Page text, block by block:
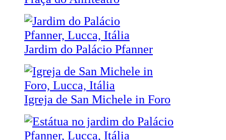
Jardim do Palácio Pfanner
Igreja de San Michele in Foro